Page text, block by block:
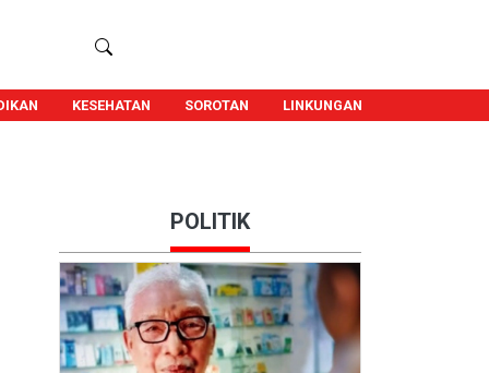
KESEHATAN SOROTAN LINKUNGAN
POLITIK